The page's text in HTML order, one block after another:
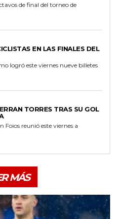
de final del torneo de
EN LAS FINALES DEL
logró este viernes nueve billetes
TORRES TRAS SU GOL
Foios reunió este viernes a
MÁS